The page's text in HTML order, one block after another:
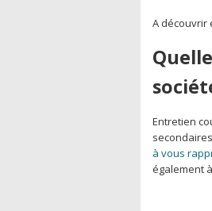
A découvrir
Entretien
à vous
également